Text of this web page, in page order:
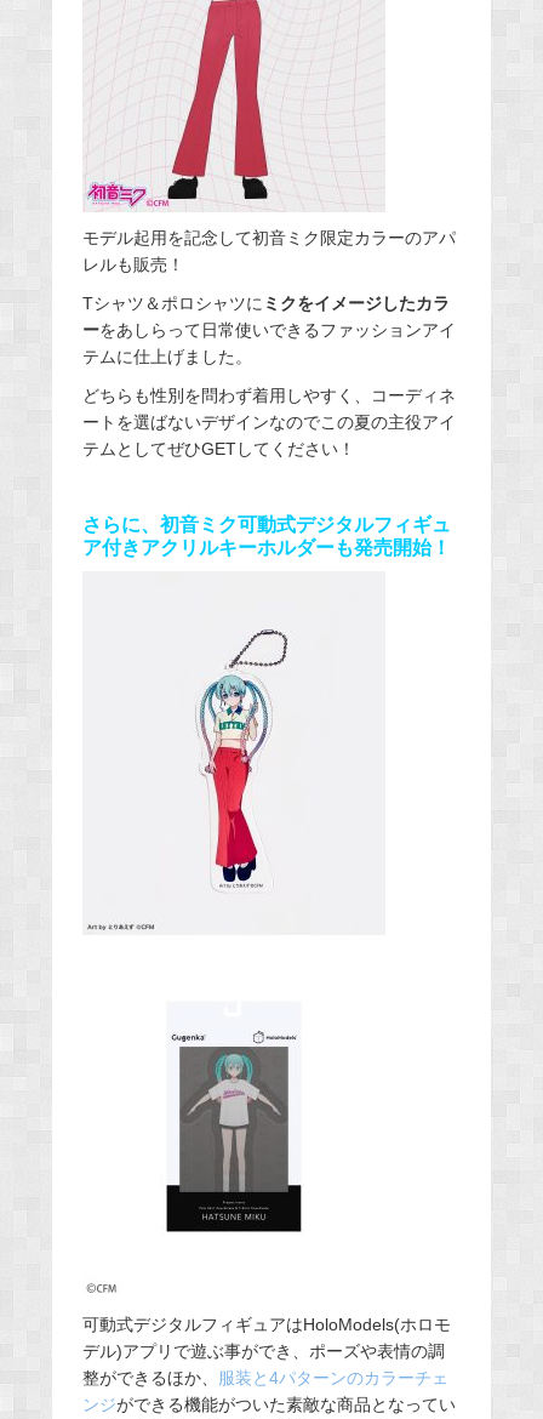
モデル起用を記念して初音ミク限定カラーのアパ
レルも販売！
Tシャツ＆ポロシャツに ミクをイメージしたカラ
ーをあしらって日常使いできるファッションアイ
テムに仕上げました。
どちらも性別を問わず着用しやすく、コーディネ
ートを選ばないデザインなのでこの夏の主役アイ
テムとしてぜひGETしてください！
さらに、初音ミク可動式デジタルフィギュ
ア付きアクリルキーホルダーも発売開始！
可動式デジタルフィギュアはHoloModels(ホロモ
デル)アプリで遊ぶ事ができ、ポーズや表情の調
整ができるほか、 服装と4パターンのカラーチェ
ンジができる機能がついた素敵な商品となってい